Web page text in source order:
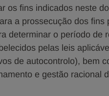
os fins indicados neste
a prossecução dos fins
determinar o período de
pelas leis
de autocontrolo), bem
e gestão racional